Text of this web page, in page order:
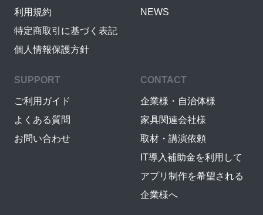
利用規約
特定商取引に基づく表記
個人情報保護方針
NEWS
SUPPORT
ご利用ガイド
よくある質問
お問い合わせ
CONTACT
企業様・自治体様
家具関連会社様
取材・講演依頼
IT導入補助金を利用して
アプリ制作を希望される
企業様へ